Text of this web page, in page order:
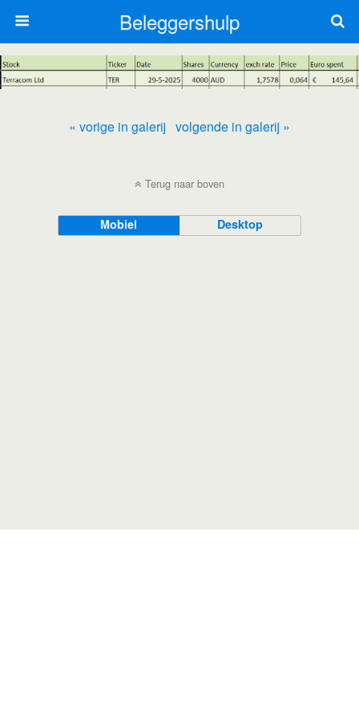
Beleggershulp
« vorige in galerij volgende in galerij »
Terug naar boven
Mobiel Desktop